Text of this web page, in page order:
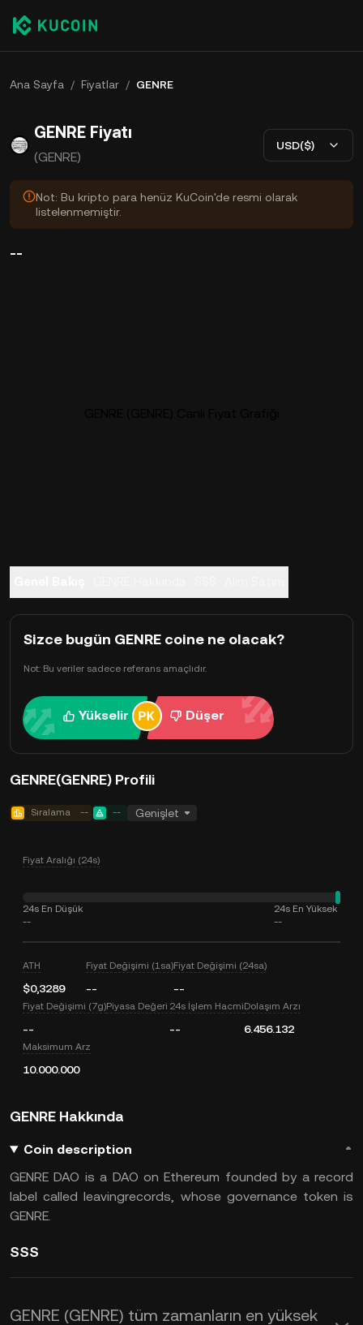
Ana Sayfa / Fiyatlar / GENRE
GENRE Fiyatı
(GENRE)
USD($)
Not: Bu kripto para henüz KuCoin'de resmi olarak
listelenmemiştir.
--
Sizce bugün GENRE coine ne olacak?
Not: Bu veriler sadece referans amaçlıdır.
Yükselir Düşer
GENRE(GENRE) Profili
Sıralama -- -- Genişlet
Fiyat Aralığı (24s)
24s En Düşük
--
24s En Yüksek
--
ATH
$0,3289
Fiyat Değişimi (1sa)
--
Fiyat Değişimi (24sa)
--
Fiyat Değişimi (7g)
--
Piyasa Değeri 24s İşlem Hacmi
--
Dolaşım Arzı
6.456.132
Maksimum Arz
10.000.000
GENRE Hakkında
Coin description
GENRE DAO is a DAO on Ethereum founded by a record
label called leavingrecords, whose governance token is
GENRE.
SSS
GENRE (GENRE) tüm zamanların en yüksek